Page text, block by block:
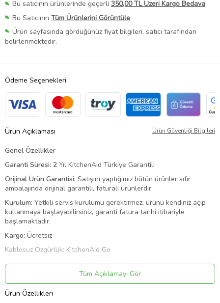
Bu satıcının ürünlerinde geçerli 350,00 TL Üzeri Kargo Bedava
Bu Satıcının Tüm Ürünlerini Görüntüle
Ürün sayfasında gördüğünüz fiyat bilgileri, satıcı tarafından
belirlenmektedir.
Ödeme Seçenekleri
Ürün Açıklaması Ürün Güvenliği Bilgileri
Genel Özellikler
Garanti Süresi: 2 Yıl KitchenAid Türkiye Garantili
Orijinal Ürün Garantisi: Satışını yaptığımız bütün ürünler sıfır
ambalajında orijinal garantili, faturalı ürünlerdir.
Kurulum: Yetkili servis kurulumu gerektirmez, ürünü kendiniz açıp
kullanmaya başlayabilirsiniz, garanti fatura tarihi itibariyle
başlamaktadır.
Kargo: Ücretsiz
Kablosuz Özgürlük: KitchenAid Go
KitchenAid Go Kablosuz Serisi, prizden kaçabileceğiniz ve bir şeyler
yaparken hareket etme özgürlüğünün tadını çıkarabileceğiniz
anlamına gelir.
Bu kablosuz mutfak aletleri yelpazesinde bir gıda doğrayıcı,
Tüm Açıklamayı Gör
Ürün Özellikleri